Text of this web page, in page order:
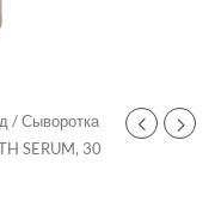
/ Сыворотка
SERUM, 30